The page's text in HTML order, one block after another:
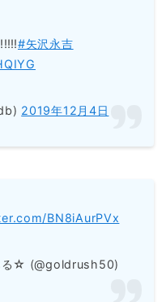
#矢沢永吉
2019年12月4日
BN8iAurPVx
る☆ (@goldrush50)